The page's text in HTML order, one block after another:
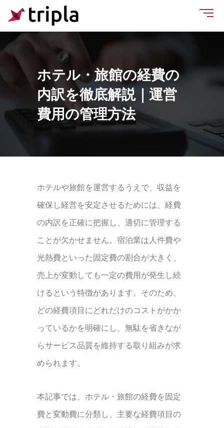
ホテル・旅館の経費の
内訳を徹底解説｜運営
費用の管理方法
ホテルや旅館を運営するうえで、収益を
確保し経営を安定させるためには、経費
の内訳を正確に把握し、適切に管理する
ことが欠かせません。宿泊業は人件費や
光熱費といった固定費の割合が大きく、
売上が変動しても一定の費用が発生し続
けるという特徴があります。そのため、
どの経費項目にどれだけのコストがかか
っているかを明確にし、無駄を省きなが
らサービス品質を維持する取り組みが求
められます。
本記事では、ホテル・旅館の経費を固定
費と変動費に分類し、主要な経費項目の